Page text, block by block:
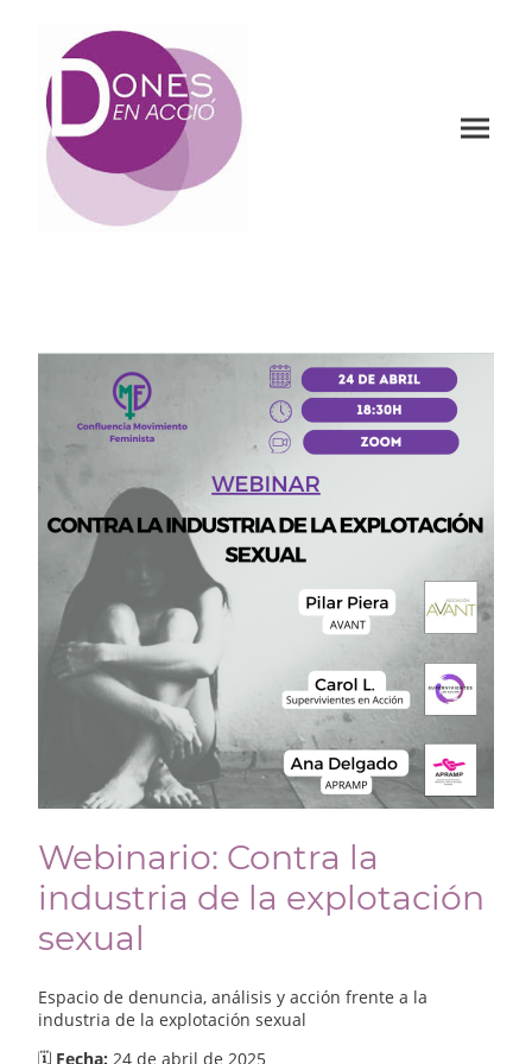
Webinario: Contra la
industria de la explotación
sexual
Espacio de denuncia, análisis y acción frente a la
industria de la explotación sexual
🗓 Fecha: 24 de abril de 2025